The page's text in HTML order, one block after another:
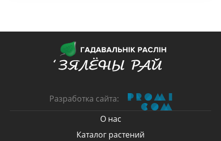
Разработка сайта:
О нас
Каталог растений